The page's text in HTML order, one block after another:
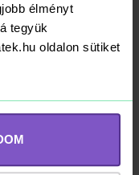
élményt
tegyük
oldalon sütiket
tempera